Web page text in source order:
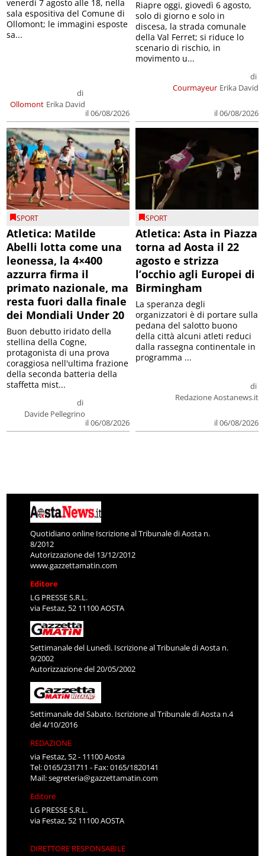
Ollomont
di
Erika David
il 06/08/2026
venerdì 7 agosto alle 18, nella
sala espositiva del Comune di
Ollomont; le immagini esposte
sa...
Courmayeur
di
Erika David
il 06/08/2026
Riapre oggi, giovedì 6 agosto,
solo di giorno e solo in
discesa, la strada comunale
della Val Ferret; si riduce lo
scenario di rischio, in
movimento u...
SPORT
Atletica: Matilde
Abelli lotta come una
leonessa, la 4×400
azzurra firma il
primato nazionale, ma
resta fuori dalla finale
dei Mondiali Under 20
di
Davide Pellegrino
il 06/08/2026
Buon debutto iridato della
stellina della Cogne,
protagonista di una prova
coraggiosa nell'ultima frazione
della seconda batteria della
staffetta mist...
SPORT
Atletica: Asta in Piazza
torna ad Aosta il 22
agosto e strizza
l’occhio agli Europei di
Birmingham
di
Redazione Aostanews.it
il 06/08/2026
La speranza degli
organizzatori è di portare sulla
pedana del salotto buono
della città alcuni atleti reduci
dalla rassegna continentale in
programma ...
Quotidiano online Iscrizione al Tribunale di Aosta n.
8/2012
Autorizzazione del 13/12/2012
www.gazzettamatin.com
Editore
LG PRESSE S.R.L.
via Festaz, 52 11100 AOSTA
Settimanale del Lunedì. Iscrizione al Tribunale di Aosta n.
9/2002
Autorizzazione del 20/05/2002
Settimanale del Sabato. Iscrizione al Tribunale di Aosta n.4
del 4/10/2016
REDAZIONE
via Festaz, 52 - 11100 Aosta
Tel: 0165/231711 - Fax: 0165/1820141
Mail:segreteria@gazzettamatin.com
Editore
LG PRESSE S.R.L.
via Festaz, 52 11100 AOSTA
DIRETTORE RESPONSABILE